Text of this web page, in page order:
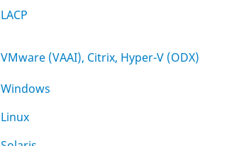
LACP
VMware (VAAI), Citrix, Hyper-V (ODX)
Windows
Linux